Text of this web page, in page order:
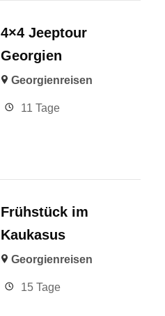
4×4 Jeeptour
Georgien
Georgienreisen
11 Tage
Frühstück im
Kaukasus
Georgienreisen
15 Tage